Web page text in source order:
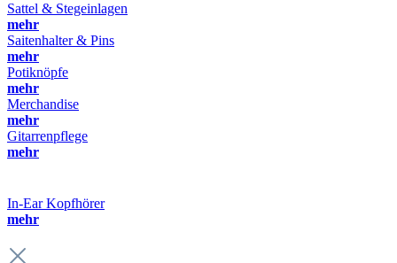
Sattel & Stegeinlagen
mehr
Saitenhalter & Pins
mehr
Potiknöpfe
mehr
Merchandise
mehr
Gitarrenpflege
mehr
In-Ear Kopfhörer
mehr